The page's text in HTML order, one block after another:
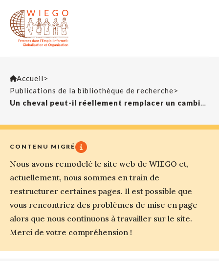
Accueil >
Publications de la bibliothèque de recherche>
Un cheval peut-il réellement remplacer un cambion poubelle? La Gestion des Déchets, entre tradition et modernité (Can a horse replace a garbage truck? Waste Management, between tradition and modernity
CONTENU MIGRÉ
Nous avons remodelé le site web de WIEGO et,
actuellement, nous sommes en train de
restructurer certaines pages. Il est possible que
vous rencontriez des problèmes de mise en page
alors que nous continuons à travailler sur le site.
Merci de votre compréhension !